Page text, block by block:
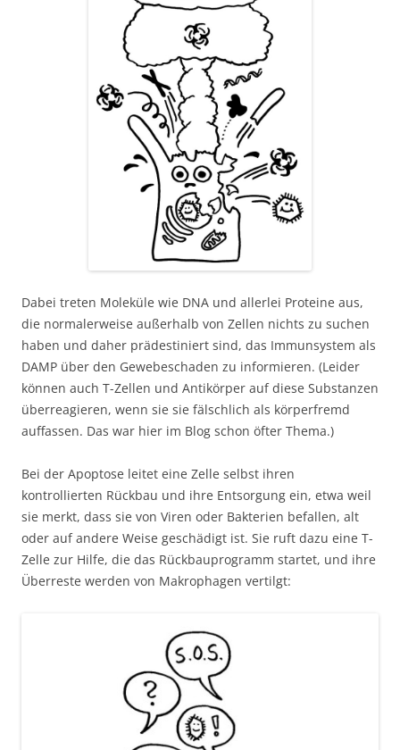
Dabei treten Moleküle wie DNA und allerlei Proteine aus,
die normalerweise außerhalb von Zellen nichts zu suchen
haben und daher prädestiniert sind, das Immunsystem als
DAMP über den Gewebeschaden zu informieren. (Leider
können auch T-Zellen und Antikörper auf diese Substanzen
überreagieren, wenn sie sie fälschlich als körperfremd
auffassen. Das war hier im Blog schon öfter Thema.)
Bei der Apoptose leitet eine Zelle selbst ihren
kontrollierten Rückbau und ihre Entsorgung ein, etwa weil
sie merkt, dass sie von Viren oder Bakterien befallen, alt
oder auf andere Weise geschädigt ist. Sie ruft dazu eine T-
Zelle zur Hilfe, die das Rückbauprogramm startet, und ihre
Überreste werden von Makrophagen vertilgt: